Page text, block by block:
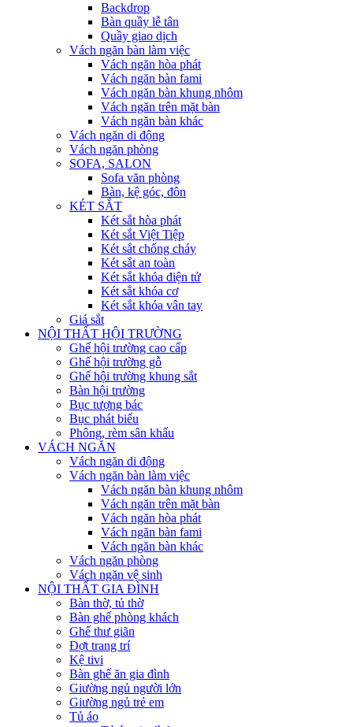
Backdrop
Bàn quầy lễ tân
Quầy giao dịch
Vách ngăn bàn làm việc
Vách ngăn hòa phát
Vách ngăn bàn fami
Vách ngăn bàn khung nhôm
Vách ngăn trên mặt bàn
Vách ngăn bàn khác
Vách ngăn di động
Vách ngăn phòng
SOFA, SALON
Sofa văn phòng
Bàn, kệ góc, đôn
KÉT SẮT
Két sắt hòa phát
Két sắt Việt Tiệp
Két sắt chống cháy
Két sắt an toàn
Két sắt khóa điện tử
Két sắt khóa cơ
Két sắt khóa vân tay
Giá sắt
NỘI THẤT HỘI TRƯỜNG
Ghế hội trường cao cấp
Ghế hội trường gỗ
Ghế hội trường khung sắt
Bàn hội trường
Bục tượng bác
Bục phát biểu
Phông, rèm sân khấu
VÁCH NGĂN
Vách ngăn di động
Vách ngăn bàn làm việc
Vách ngăn bàn khung nhôm
Vách ngăn trên mặt bàn
Vách ngăn hòa phát
Vách ngăn bàn fami
Vách ngăn bàn khác
Vách ngăn phòng
Vách ngăn vệ sinh
NỘI THẤT GIA ĐÌNH
Bàn thờ, tủ thờ
Bàn ghế phòng khách
Ghế thư giãn
Đợt trang trí
Kệ tivi
Bàn ghế ăn gia đình
Giường ngủ người lớn
Giường ngủ trẻ em
Tủ áo